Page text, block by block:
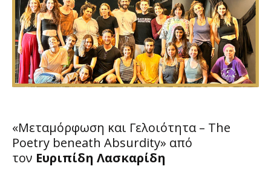
«Μεταμόρφωση και Γελοιότητα – The
Poetry beneath Absurdity» από
τον Ευριπίδη Λασκαρίδη